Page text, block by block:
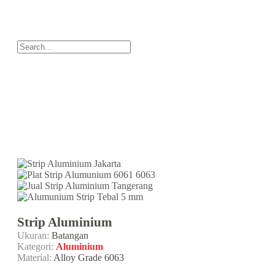
Strip Aluminium
Ukuran: Batangan
Kategori: Aluminium
Material: Alloy Grade 6063